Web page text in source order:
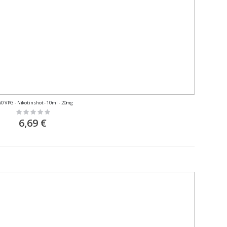
VPG - Nikotinshot - 10ml - 20mg
Rating:
0%
6,69 €